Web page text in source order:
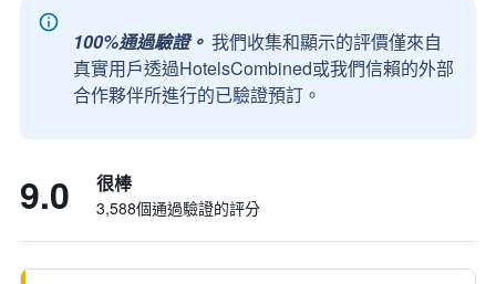
100%通過驗證。 我們收集和顯示的評價僅來自
真實用戶透過HotelsCombined或我們信賴的外部
合作夥伴所進行的已驗證預訂。
9.0 很棒
3,588個通過驗證的評分